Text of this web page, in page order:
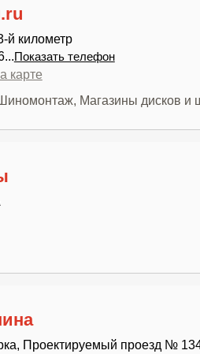
километр
Показать телефон
карте
Магазины дисков и
Проектируемый проезд №